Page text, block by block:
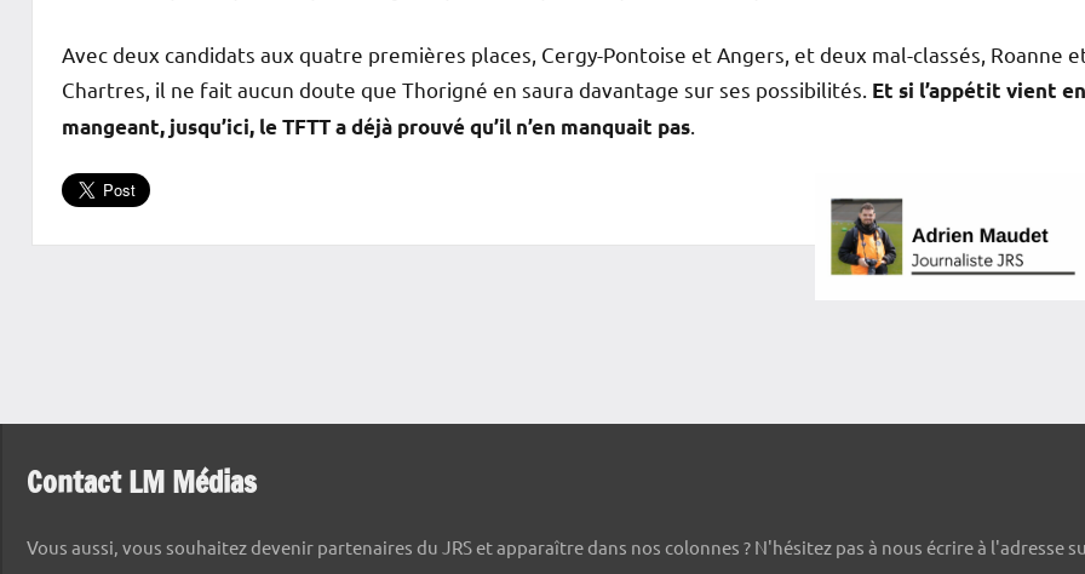
Avec deux candidats aux quatre premières places, Cergy-Pontoise et Angers, et deux mal-classés, Roanne
Chartres, il ne fait aucun doute que Thorigné en saura davantage sur ses possibilités. Et si l’appétit vient en
mangeant, jusqu’ici, le TFTT a déjà prouvé qu’il n’en manquait pas
Tennis
Thorigné
Contact LM Médias
Vous aussi, vous souhaitez devenir partenaires du JRS et apparaître dans nos colonnes ? N'hésitez pas à nous écrire à l'adresse